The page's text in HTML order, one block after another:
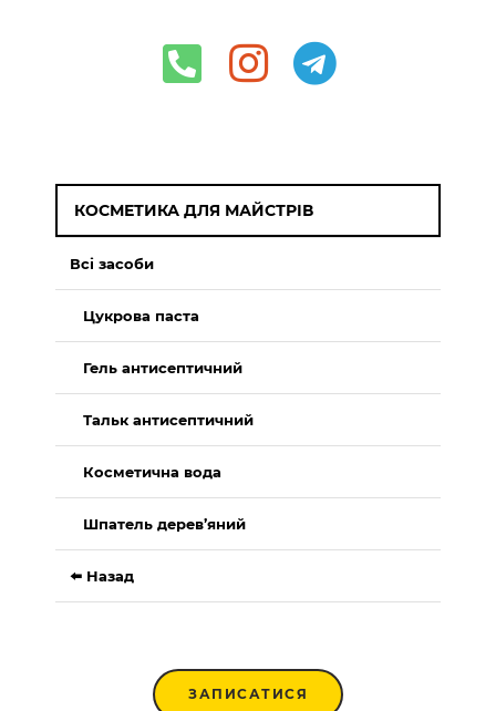
КОСМЕТИКА ДЛЯ МАЙСТРІВ
Всі засоби
Цукрова паста
Гель антисептичний
Тальк антисептичний
Косметична вода
Шпатель дерев’яний
⬅️ Назад
ЗАПИСАТИСЯ